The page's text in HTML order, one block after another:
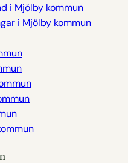
i Mjölby kommun
i Mjölby kommun